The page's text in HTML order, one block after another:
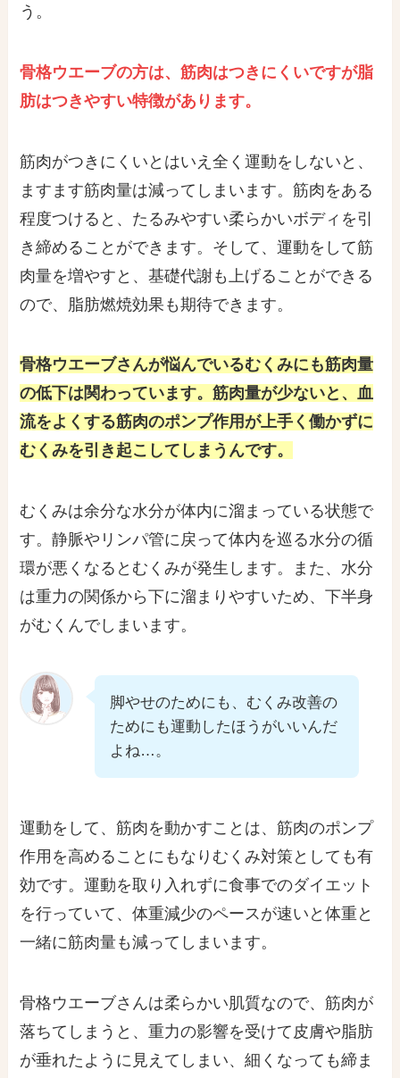
う。
骨格ウエーブの方は、筋肉はつきにくいですが脂
肪はつきやすい特徴があります。
筋肉がつきにくいとはいえ全く運動をしないと、
ますます筋肉量は減ってしまいます。筋肉をある
程度つけると、たるみやすい柔らかいボディを引
き締めることができます。そして、運動をして筋
肉量を増やすと、基礎代謝も上げることができる
ので、脂肪燃焼効果も期待できます。
骨格ウエーブさんが悩んでいるむくみにも筋肉量
の低下は関わっています。筋肉量が少ないと、血
流をよくする筋肉のポンプ作用が上手く働かずに
むくみを引き起こしてしまうんです。
むくみは余分な水分が体内に溜まっている状態で
す。静脈やリンパ管に戻って体内を巡る水分の循
環が悪くなるとむくみが発生します。また、水分
は重力の関係から下に溜まりやすいため、下半身
がむくんでしまいます。
脚やせのためにも、むくみ改善の
ためにも運動したほうがいいんだ
よね…。
運動をして、筋肉を動かすことは、筋肉のポンプ
作用を高めることにもなりむくみ対策としても有
効です。運動を取り入れずに食事でのダイエット
を行っていて、体重減少のペースが速いと体重と
一緒に筋肉量も減ってしまいます。
骨格ウエーブさんは柔らかい肌質なので、筋肉が
落ちてしまうと、重力の影響を受けて皮膚や脂肪
が垂れたように見えてしまい、細くなっても締ま